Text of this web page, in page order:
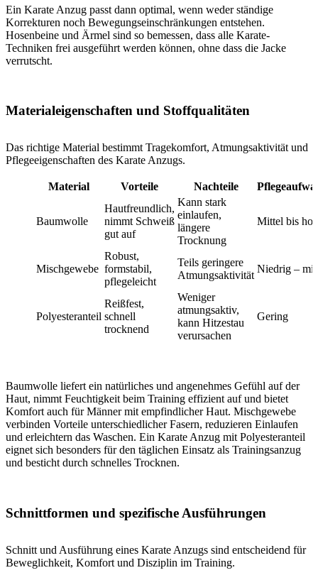
Ein Karate Anzug passt dann optimal, wenn weder ständige
Korrekturen noch Bewegungseinschränkungen entstehen.
Hosenbeine und Ärmel sind so bemessen, dass alle Karate-
Techniken frei ausgeführt werden können, ohne dass die Jacke
verrutscht.
Materialeigenschaften und Stoffqualitäten
Das richtige Material bestimmt Tragekomfort, Atmungsaktivität und
Pflegeeigenschaften des Karate Anzugs.
Material Vorteile Nachteile
Baumwolle
Hautfreundlich,
nimmt Schweiß
gut auf
Kann stark
einlaufen,
längere
Trocknung
Mittel bis
Mischgewebe
Robust,
formstabil,
pflegeleicht
Teils geringere
Atmungsaktivität
Niedrig –
Polyesteranteil
Reißfest,
schnell
trocknend
Weniger
atmungsaktiv,
kann Hitzestau
verursachen
Gering
Baumwolle liefert ein natürliches und angenehmes Gefühl auf der
Haut, nimmt Feuchtigkeit beim Training effizient auf und bietet
Komfort auch für Männer mit empfindlicher Haut. Mischgewebe
verbinden Vorteile unterschiedlicher Fasern, reduzieren Einlaufen
und erleichtern das Waschen. Ein Karate Anzug mit Polyesteranteil
eignet sich besonders für den täglichen Einsatz als Trainingsanzug
und besticht durch schnelles Trocknen.
Schnittformen und spezifische Ausführungen
Schnitt und Ausführung eines Karate Anzugs sind entscheidend für
Beweglichkeit, Komfort und Disziplin im Training.